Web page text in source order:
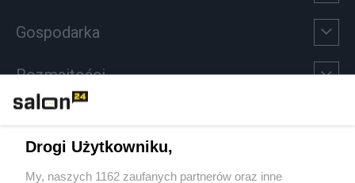
Gospodarka
Rozmaitości
Sport
Drogi Użytkowniku,
My, naszych 1162 zaufanych partnerów oraz inne